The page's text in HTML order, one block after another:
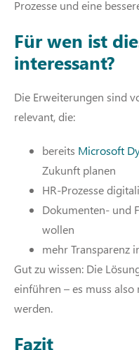
Prozesse und eine
Für wen ist
interessant?
Die Erweiterungen sind
relevant, die:
bereits Microsoft
Zukunft planen
HR-Prozesse
Dokumenten- und
wollen
mehr Transparenz
Gut zu wissen: Die
einführen – es muss
werden.
Fazit